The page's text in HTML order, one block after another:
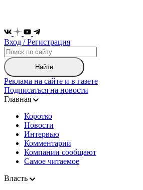
Вход / Регистрация
Найти
Реклама на сайте и в газете
Подписаться на новости
Главная
Коротко
Новости
Интервью
Комментарии
Компании сообщают
Самое читаемое
Власть